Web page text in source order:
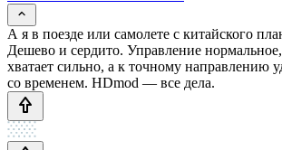
А я в поезде или самолете с китайского
Дешево и сердито. Управление
хватает сильно, а к точному направлению
со временем. HDmod — все дела.